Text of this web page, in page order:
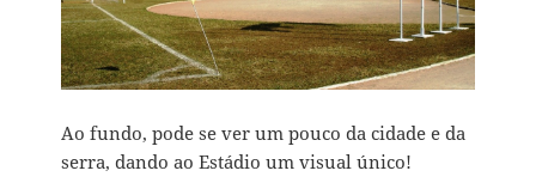
Ao fundo, pode se ver um pouco da cidade e da
serra, dando ao Estádio um visual único!